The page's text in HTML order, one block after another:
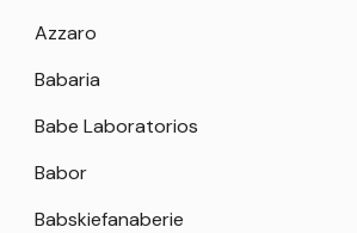
Azzaro
Babaria
Babe Laboratorios
Babor
Babskiefanaberie